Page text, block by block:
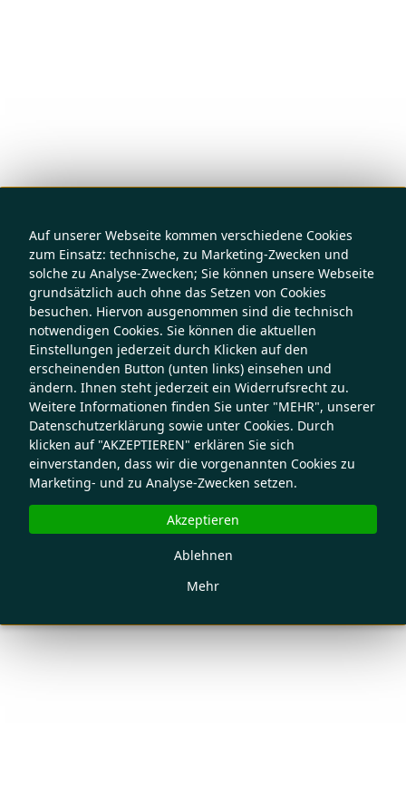
Auf unserer Webseite kommen verschiedene Cookies
zum Einsatz: technische, zu Marketing-Zwecken und
solche zu Analyse-Zwecken; Sie können unsere Webseite
grundsätzlich auch ohne das Setzen von Cookies
besuchen. Hiervon ausgenommen sind die technisch
notwendigen Cookies. Sie können die aktuellen
Einstellungen jederzeit durch Klicken auf den
erscheinenden Button (unten links) einsehen und
ändern. Ihnen steht jederzeit ein Widerrufsrecht zu.
Weitere Informationen finden Sie unter "MEHR", unserer
Datenschutzerklärung sowie unter Cookies. Durch
klicken auf "AKZEPTIEREN" erklären Sie sich
einverstanden, dass wir die vorgenannten Cookies zu
Marketing- und zu Analyse-Zwecken setzen.
Mehr
Ablehnen
Akzeptieren